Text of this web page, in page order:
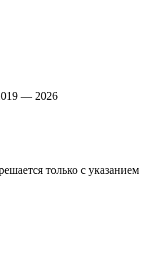
— 2026
только с указанием